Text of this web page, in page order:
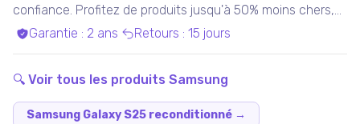
confiance. Profitez de produits jusqu'à 50% moins chers,
pris en charge par nos experts qualifiés, dans nos ateliers
Garantie : 2 ans Retours : 15 jours
🔍 Voir tous les produits Samsung
Samsung Galaxy S25 reconditionné →